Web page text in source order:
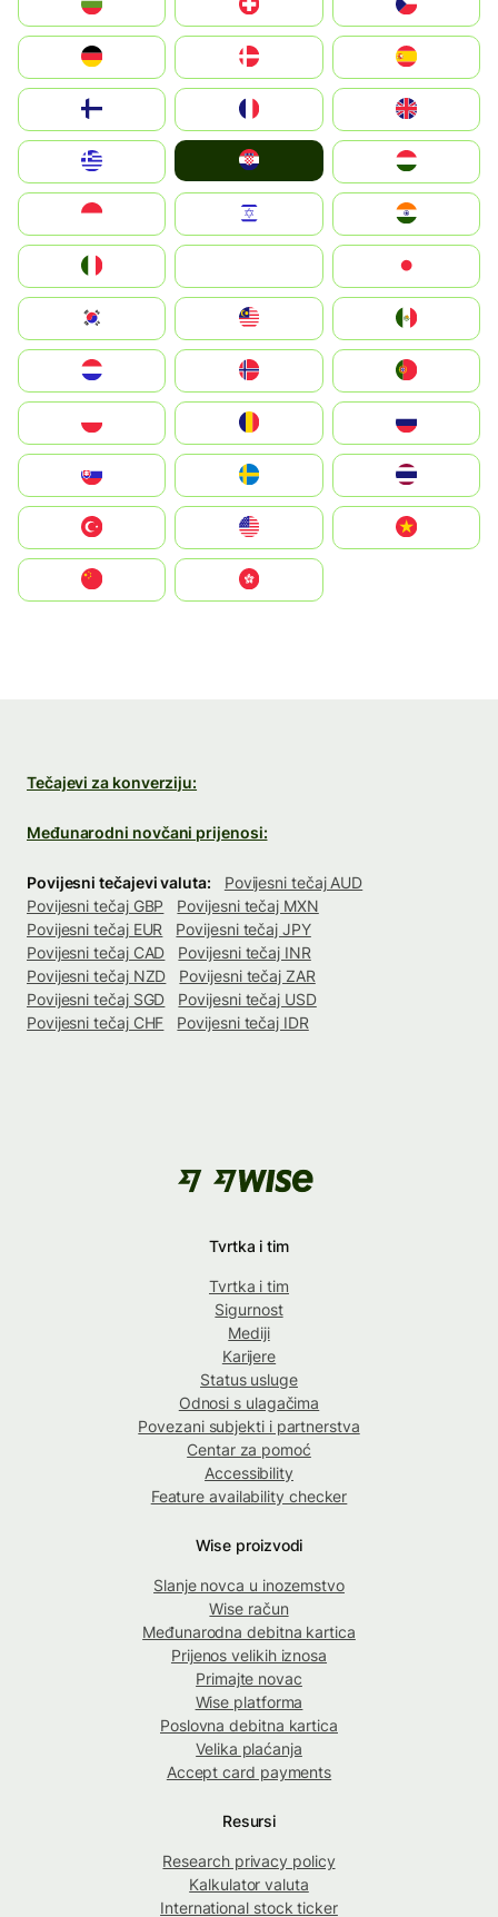
Switzerland
Deutschland
United Kingdom
Magyarország
South Korea
United States
中國香港特別行政區
Tečajevi za konverziju:
Međunarodni novčani prijenosi:
Povijesni tečajevi valuta:
Povijesni tečaj AUD
Povijesni tečaj GBP
Povijesni tečaj MXN
Povijesni tečaj EUR
Povijesni tečaj JPY
Povijesni tečaj CAD
Povijesni tečaj INR
Povijesni tečaj NZD
Povijesni tečaj ZAR
Povijesni tečaj SGD
Povijesni tečaj USD
Povijesni tečaj CHF
Povijesni tečaj IDR
Tvrtka i tim
Tvrtka i tim
Sigurnost
Mediji
Karijere
Status usluge
Odnosi s ulagačima
Povezani subjekti i partnerstva
Centar za pomoć
Accessibility
Feature availability checker
Wise proizvodi
Slanje novca u inozemstvo
Wise račun
Međunarodna debitna kartica
Prijenos velikih iznosa
Primajte novac
Wise platforma
Poslovna debitna kartica
Velika plaćanja
Accept card payments
Resursi
Research privacy policy
Kalkulator valuta
International stock ticker